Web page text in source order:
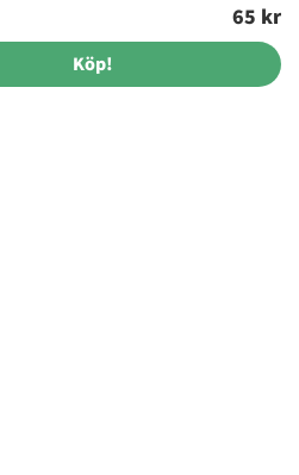
65 kr
Köp!